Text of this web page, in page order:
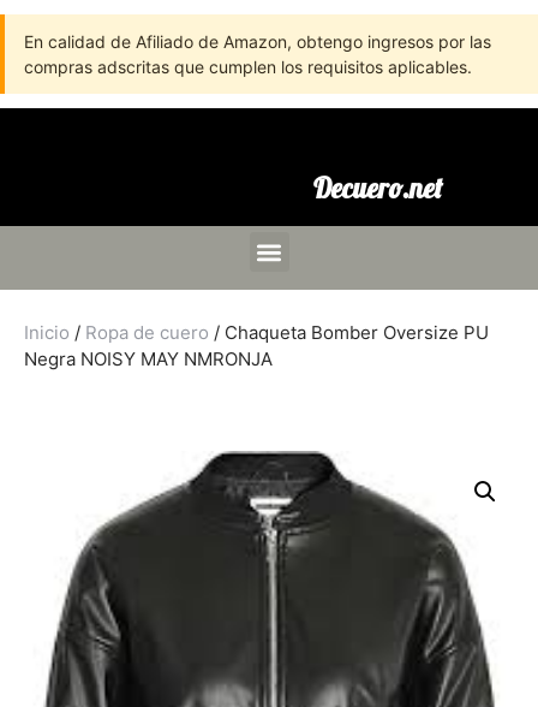
En calidad de Afiliado de Amazon, obtengo ingresos por las
compras adscritas que cumplen los requisitos aplicables.
Decuero.net
Inicio / Ropa de cuero / Chaqueta Bomber Oversize PU
Negra NOISY MAY NMRONJA